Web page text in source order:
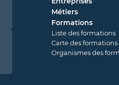
Métiers
Formations
Liste des formations
Carte des formations
Organismes des